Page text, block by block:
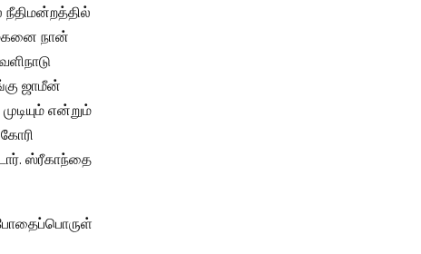
நான்
ஜாமீன்
என்றும்
ஸ்ரீகாந்தை